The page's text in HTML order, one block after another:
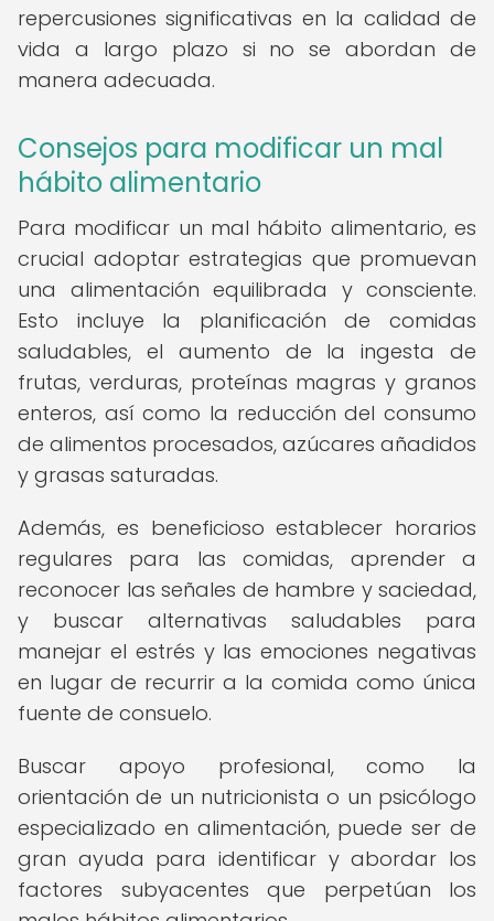
repercusiones significativas en la calidad de
vida a largo plazo si no se abordan de
manera adecuada.
Consejos para modificar un mal
hábito alimentario
Para modificar un mal hábito alimentario, es
crucial adoptar estrategias que promuevan
una alimentación equilibrada y consciente.
Esto incluye la planificación de comidas
saludables, el aumento de la ingesta de
frutas, verduras, proteínas magras y granos
enteros, así como la reducción del consumo
de alimentos procesados, azúcares añadidos
y grasas saturadas.
Además, es beneficioso establecer horarios
regulares para las comidas, aprender a
reconocer las señales de hambre y saciedad,
y buscar alternativas saludables para
manejar el estrés y las emociones negativas
en lugar de recurrir a la comida como única
fuente de consuelo.
Buscar apoyo profesional, como la
orientación de un nutricionista o un psicólogo
especializado en alimentación, puede ser de
gran ayuda para identificar y abordar los
factores subyacentes que perpetúan los